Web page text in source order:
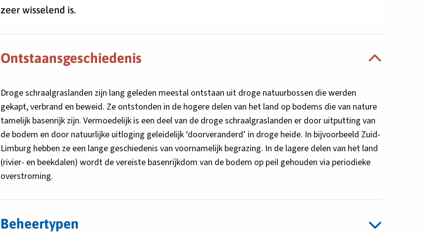
zeer wisselend is.
Ontstaansgeschiedenis
Droge schraalgraslanden zijn lang geleden meestal ontstaan uit droge natuurbossen die werden
gekapt, verbrand en beweid. Ze ontstonden in de hogere delen van het land op bodems die van nature
tamelijk basenrijk zijn. Vermoedelijk is een deel van de droge schraalgraslanden er door uitputting van
de bodem en door natuurlijke uitloging geleidelijk ‘doorveranderd’ in droge heide. In bijvoorbeeld Zuid-
Limburg hebben ze een lange geschiedenis van voornamelijk begrazing. In de lagere delen van het land
(rivier- en beekdalen) wordt de vereiste basenrijkdom van de bodem op peil gehouden via periodieke
overstroming.
Beheertypen